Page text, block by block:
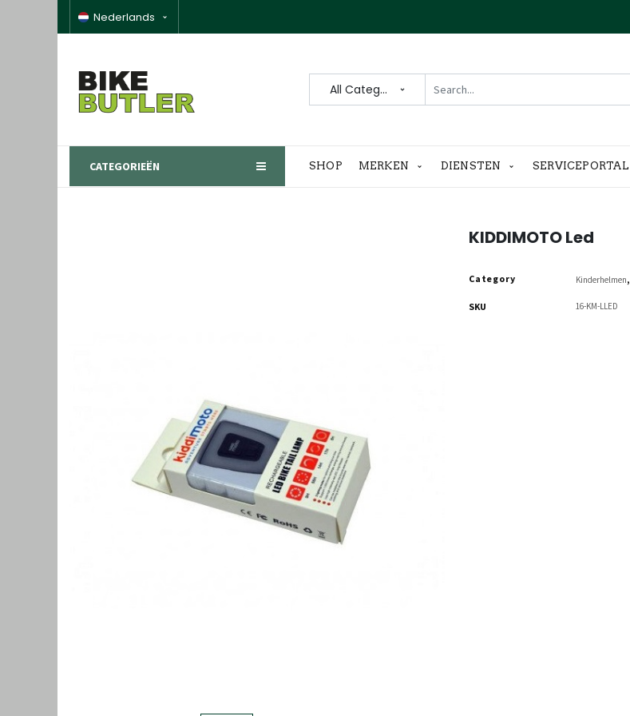
Nederlands
All Categories
CATEGORIEËN SHOP MERKEN DIENSTEN SERVICEPORTAL
KIDDIMOTO Led
Category Kinderhelmen,
SKU 16-KM-LLED